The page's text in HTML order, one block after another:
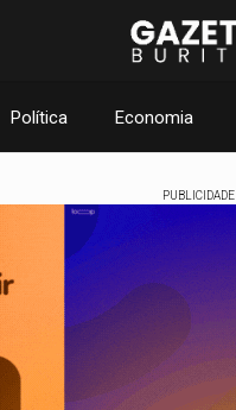
Política Economia
PUBLICIDADE